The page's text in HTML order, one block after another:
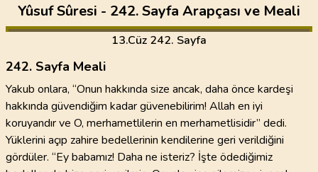
Yûsuf Sûresi - 242. Sayfa Arapçası ve Meali
13.Cüz 242. Sayfa
242. Sayfa Meali
Yakub onlara, “Onun hakkında size ancak, daha önce kardeşi
hakkında güvendiğim kadar güvenebilirim! Allah en iyi
koruyandır ve O, merhametlilerin en merhametlisidir” dedi.
Yüklerini açıp zahire bedellerinin kendilerine geri verildiğini
gördüler. “Ey babamız! Daha ne isteriz? İşte ödediğimiz